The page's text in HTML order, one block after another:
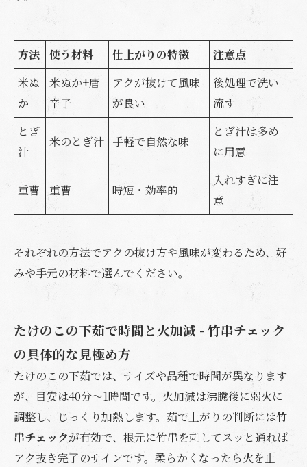
方法 使う材料 仕上がりの特徴
注意点
米ぬ
か
米ぬか+唐
辛子
アクが抜けて風味
が良い
後処理で洗い
流す
とぎ
汁
米のとぎ汁 手軽で自然な味
とぎ汁は多め
に用意
重曹 重曹 時短・効率的
入れすぎに注
意
それぞれの方法でアクの抜け方や風味が変わるため、好
みや手元の材料で選んでください。
たけのこの下茹で時間と火加減 - 竹串チェック
の具体的な見極め方
たけのこの下茹では、サイズや品種で時間が異なります
が、目安は40分～1時間です。火加減は沸騰後に弱火に
調整し、じっくり加熱します。茹で上がりの判断には竹
串チェックが有効で、根元に竹串を刺してスッと通れば
アク抜き完了のサインです。柔らかくなったら火を止